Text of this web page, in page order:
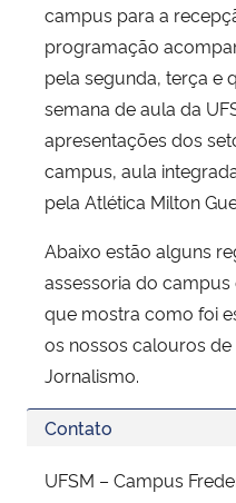
campus para a
programação
pela segunda, terça e
semana de aula da
apresentações dos
campus, aula
pela Atlética Milton
Abaixo estão alguns
assessoria do
que mostra como foi
os nossos calouros
Jornalismo.
Contato
UFSM – Campus